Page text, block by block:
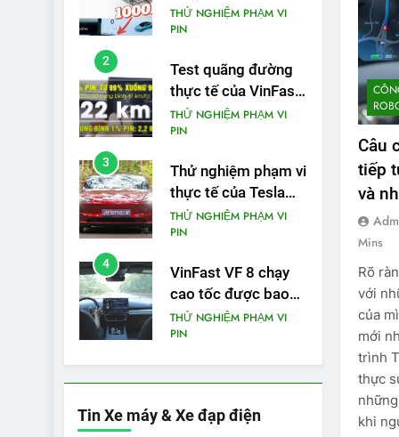
được 554 dặm
trong bài kiểm tra
THỬ NGHIỆM PHẠM VI
PIN
2
Test quãng đường
thực tế của VinFast
VF3: Vượt công bố
từ nhà sản xuất
THỬ NGHIỆM PHẠM VI
PIN
3
Thử nghiệm phạm vi
thực tế của Tesla
Model 3 LR 2024
THỬ NGHIỆM PHẠM VI
PIN
4
VinFast VF 8 chạy
cao tốc được bao
xa, mỗi kW điện đi
được bao nhiêu km?
THỬ NGHIỆM PHẠM VI
PIN
5
nhiêu km sau mỗi
THỬ NGHIỆM PHẠM VI
Tin Xe máy & Xe đạp điện
Câu
tiếp
và
Mins
Rõ
với
của
mới
trình
thực
khi